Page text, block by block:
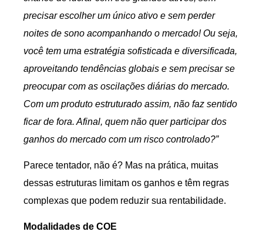
precisar escolher um único ativo e sem perder
noites de sono acompanhando o mercado! Ou seja,
você tem uma estratégia sofisticada e diversificada,
aproveitando tendências globais e sem precisar se
preocupar com as oscilações diárias do mercado.
Com um produto estruturado assim, não faz sentido
ficar de fora. Afinal, quem não quer participar dos
ganhos do mercado com um risco controlado?”
Parece tentador, não é? Mas na prática, muitas
dessas estruturas limitam os ganhos e têm regras
complexas que podem reduzir sua rentabilidade.
Modalidades de COE